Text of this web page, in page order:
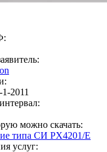
2011
можно скачать:
типа СИ PX4201/E
услуг: